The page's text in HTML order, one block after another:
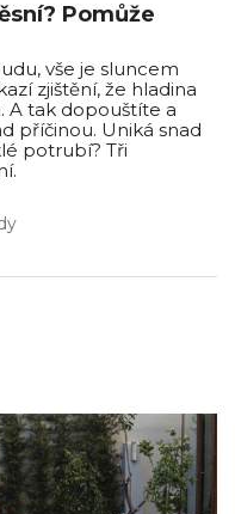
Pomůže
vše je sluncem
zjištění, že hladina
A tak dopouštíte a
příčinou. Uniká snad
potrubí? Tři